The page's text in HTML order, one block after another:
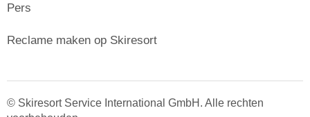
Pers
Reclame maken op Skiresort
© Skiresort Service International GmbH. Alle rechten